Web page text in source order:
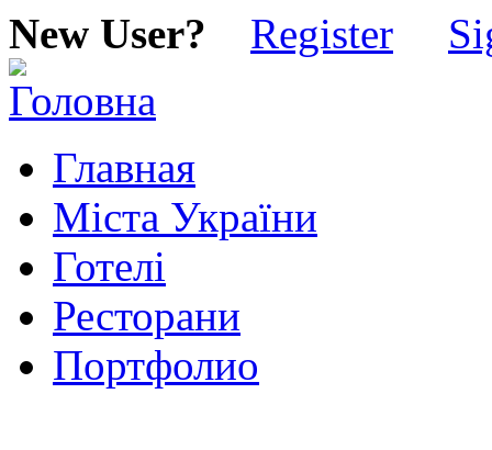
New User? Register
Главная
Міста України
Готелі
Ресторани
Портфолио